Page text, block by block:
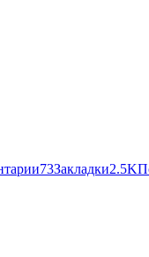
73Закладки2.5K